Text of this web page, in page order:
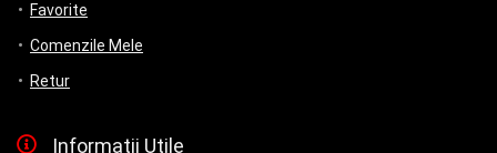
Favorite
Comenzile Mele
Retur
Informatii Utile